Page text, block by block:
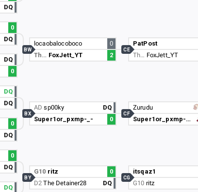
DQ
0
DQ
DQ
0
DQ
DQ
0
DQ
0
DQ
DQ
locaobalocoboco
0
Th… FoxJett_YT 2
BW
ADsp00ky
DQ
Super1or_pxmp-_-
0
BX
G10 ritz
0
D2The Detainer28 DQ
BY
PatPost
Th… FoxJett_YT
CE
Zurudu
Super1or_pxmp-_-
CF
itsqaz1
G10 ritz
CG